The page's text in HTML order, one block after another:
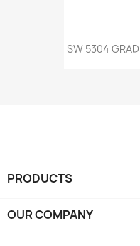
SW 5304
PRODUCTS
OUR COMPANY